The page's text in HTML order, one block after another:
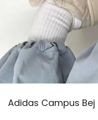
Adidas Campus Bej